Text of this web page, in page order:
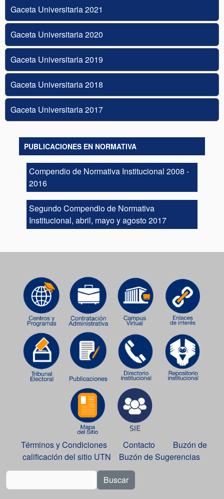
Gaceta Universitaria 2021
Gaceta Universitaria 2020
Gaceta Universitaria 2019
Gaceta Universitaria 2018
Gaceta Universitaria 2017
PUBLICACIONES EN NORMATIVA
Compendio de Normativa Institucional 2008 -
2016
Segundo Compendio de Normativa
Institucional, abril, mayo y agosto 2017
Términos y Condiciones Contacto
Buzón de
calificación del sitio UTN
Buzón de Sugerencias
Buscar